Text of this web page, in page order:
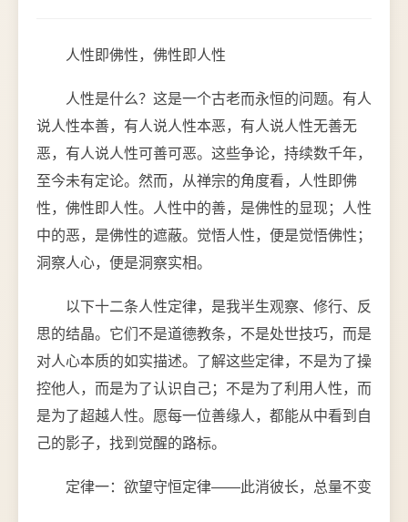
人性即佛性，佛性即人性
人性是什么？这是一个古老而永恒的问题。有人
说人性本善，有人说人性本恶，有人说人性无善无
恶，有人说人性可善可恶。这些争论，持续数千年，
至今未有定论。然而，从禅宗的角度看，人性即佛
性，佛性即人性。人性中的善，是佛性的显现；人性
中的恶，是佛性的遮蔽。觉悟人性，便是觉悟佛性；
洞察人心，便是洞察实相。
以下十二条人性定律，是我半生观察、修行、反
思的结晶。它们不是道德教条，不是处世技巧，而是
对人心本质的如实描述。了解这些定律，不是为了操
控他人，而是为了认识自己；不是为了利用人性，而
是为了超越人性。愿每一位善缘人，都能从中看到自
己的影子，找到觉醒的路标。
定律一：欲望守恒定律——此消彼长，总量不变